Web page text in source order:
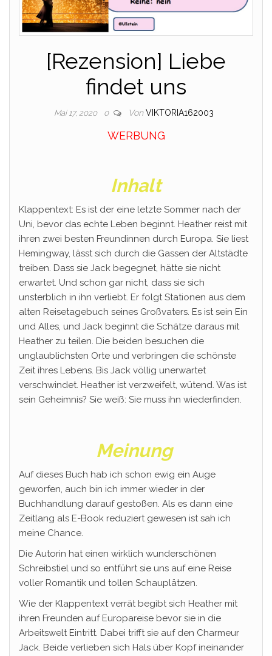
[Rezension] Liebe
findet uns
Mai 17, 2020 0 Von VIKTORIA162003
WERBUNG
Inhalt
Klappentext: Es ist der eine letzte Sommer nach der
Uni, bevor das echte Leben beginnt. Heather reist mit
ihren zwei besten Freundinnen durch Europa. Sie liest
Hemingway, lässt sich durch die Gassen der Altstädte
treiben. Dass sie Jack begegnet, hätte sie nicht
erwartet. Und schon gar nicht, dass sie sich
unsterblich in ihn verliebt. Er folgt Stationen aus dem
alten Reisetagebuch seines Großvaters. Es ist sein Ein
und Alles, und Jack beginnt die Schätze daraus mit
Heather zu teilen. Die beiden besuchen die
unglaublichsten Orte und verbringen die schönste
Zeit ihres Lebens. Bis Jack völlig unerwartet
verschwindet. Heather ist verzweifelt, wütend. Was ist
sein Geheimnis? Sie weiß: Sie muss ihn wiederfinden.
Meinung
Auf dieses Buch hab ich schon ewig ein Auge
geworfen, auch bin ich immer wieder in der
Buchhandlung darauf gestoßen. Als es dann eine
Zeitlang als E-Book reduziert gewesen ist sah ich
meine Chance.
Die Autorin hat einen wirklich wunderschönen
Schreibstiel und so entführt sie uns auf eine Reise
voller Romantik und tollen Schauplätzen.
Wie der Klappentext verrät begibt sich Heather mit
ihren Freunden auf Europareise bevor sie in die
Arbeitswelt Eintritt. Dabei trifft sie auf den Charmeur
Jack. Beide verlieben sich Hals über Kopf ineinander